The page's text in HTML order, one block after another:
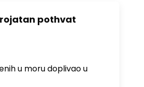
pothvat
u moru doplivao u